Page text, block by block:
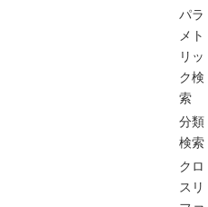
パラ
メト
リッ
ク検
索
分類
検索
クロ
スリ